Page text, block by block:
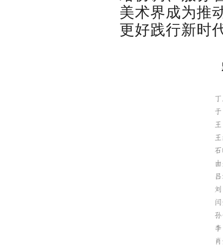
美术界成为推
更好践行新时